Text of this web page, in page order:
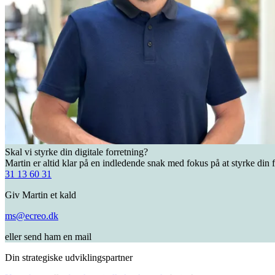
Skal vi styrke din digitale forretning?
Martin er altid klar på en indledende snak med fokus på at styrke din
31 13 60 31
Giv Martin et kald
ms@ecreo.dk
eller send ham en mail
Din strategiske udviklingspartner